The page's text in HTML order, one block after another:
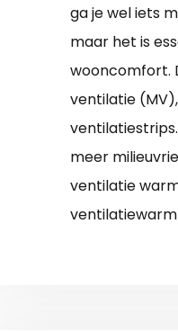
ga je wel iets
maar het is
wooncomfort.
ventilatie
meer
ventilatie